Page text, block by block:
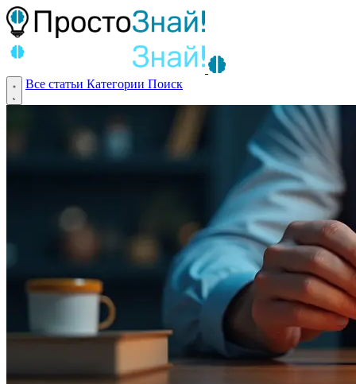
Все статьи Категории Поиск